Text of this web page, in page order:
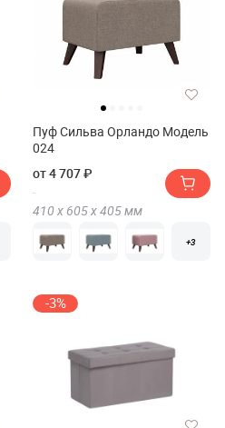
Пуф Сильва Орландо Модель
024
от 4 707 ₽
410 х 605 х405мм
+3
-3%